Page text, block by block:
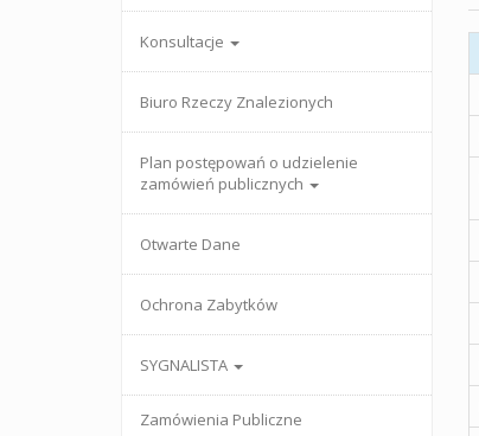
Konsultacje
Biuro Rzeczy Znalezionych
Plan postępowań o udzielenie
zamówień publicznych
Otwarte Dane
Ochrona Zabytków
SYGNALISTA
Zamówienia Publiczne